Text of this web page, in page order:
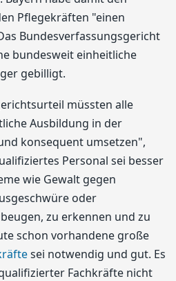
Pflegekräften "einen
Bundesverfassungsgericht
bundesweit einheitliche
gebilligt.
müssten alle
Ausbildung in der
konsequent umsetzen",
Personal sei besser
wie Gewalt gegen
oder
zu erkennen und zu
schon vorhandene große
sei notwendig und gut. Es
Fachkräfte nicht